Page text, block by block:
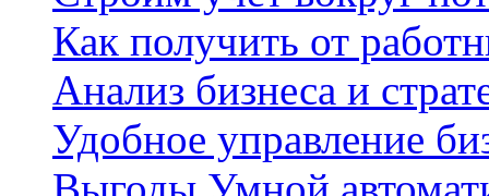
Как получить от
Анализ бизнеса и
Удобное управление